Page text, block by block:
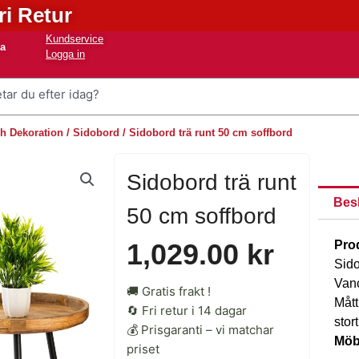
Retur
Kundservice
Logga in
Dekoration / Sidobord / Sidobord trä runt 50 cm soffbord
Sidobord trä runt
50 cm soffbord
1,029.00 kr
🚚 Gratis frakt !
🔄 Fri retur i 14 dagar
💰 Prisgaranti – vi matchar
priset